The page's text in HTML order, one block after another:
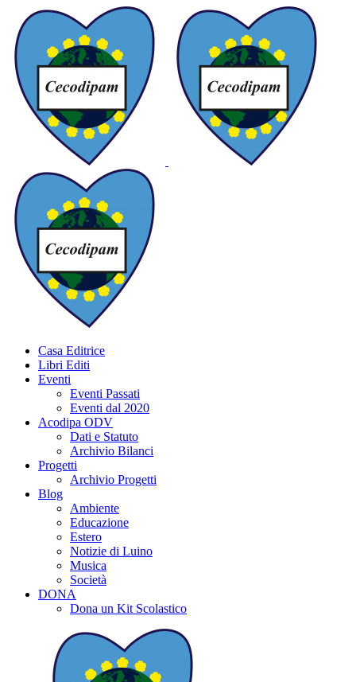
Casa Editrice
Libri Editi
Eventi
Eventi Passati
Eventi dal 2020
Acodipa ODV
Dati e Statuto
Archivio Bilanci
Progetti
Archivio Progetti
Blog
Ambiente
Educazione
Estero
Notizie di Luino
Musica
Società
DONA
Dona un Kit Scolastico